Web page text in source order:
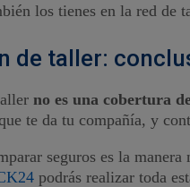
los tienes en la red de
de taller:
no es una cobertura
te da tu compañía, y
seguros es la
podrás realizar toda